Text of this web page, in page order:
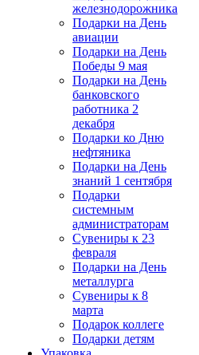
железнодорожника
Подарки на День
авиации
Подарки на День
Победы 9 мая
Подарки на День
банковского
работника 2
декабря
Подарки ко Дню
нефтяника
Подарки на День
знаний 1 сентября
Подарки
системным
администраторам
Сувениры к 23
февраля
Подарки на День
металлурга
Сувениры к 8
марта
Подарок коллеге
Подарки детям